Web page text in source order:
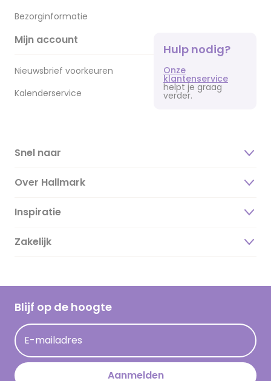
Bezorginformatie
Mijn account
Nieuwsbrief voorkeuren
Kalenderservice
Hulp nodig?
Onze
klantenservice
helpt je graag
verder.
Snel naar
Over Hallmark
Over ons
Duurzaamheid
Hallmark Kaartclub
Acties
Persberichten
Hallmark en Kinderpostzegels
Inspiratie
Magazine
Cadeau inspiratie
Kaartinspiratie
Zakelijk
Blijf op de hoogte
E-mailadres
Aanmelden